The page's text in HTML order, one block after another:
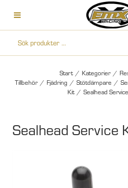
Start / Kategorier /
Tillbehör / Fjädring / Stötdämpare /
Kit / Sealhead
Sealhead Service